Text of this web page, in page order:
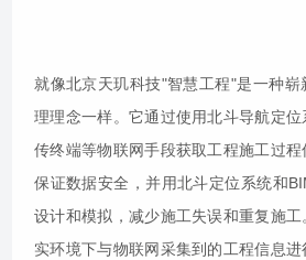
就像北京天玑科技"智慧工程"是一种崭
理理念一样。它通过使用北斗导航定
传终端等物联网手段获取工程施工过程
保证数据安全，并用北斗定位系统和
设计和模拟，减少施工失误和重复施
实环境下与物联网采集到的工程信息